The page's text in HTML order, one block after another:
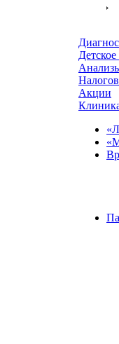
Акции